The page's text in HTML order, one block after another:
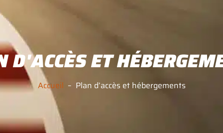
D'ACCÈS ET
Accueil – Plan d’accès et hébergements